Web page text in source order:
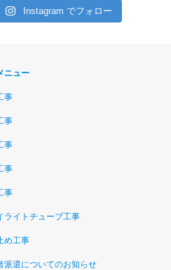
Instagram でフォロー
ニュー
事
事
事
事
事
ライトチューブ工事
め工事
派遣についてのお知らせ